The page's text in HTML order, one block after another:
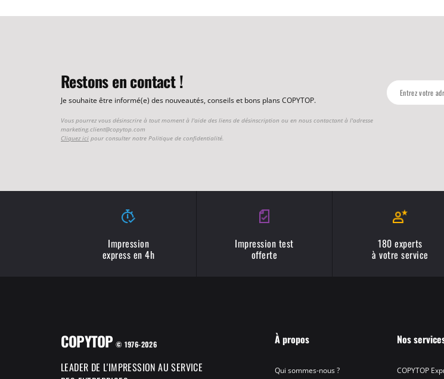
Restons en contact !
Je souhaite être informé(e) des nouveautés, conseils et bons plans COPYTOP.
Vous pourrez vous désinscrire à tout moment à l'aide des liens de désinscription ou en nous contactant à l'adresse
marketing.client@copytop.com
Cliquez ici pour consulter notre Politique de confidentialité.
Impression
express en 4h
Impression test
offerte
180 experts
à votre service
COPYTOP © 1976-2026
LEADER DE L'IMPRESSION AU SERVICE
À propos
Qui sommes-nous ?
Nos
COPYTOP